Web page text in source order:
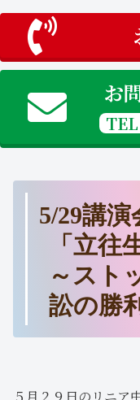
お
5/29講
「立往
～スト
訟の勝